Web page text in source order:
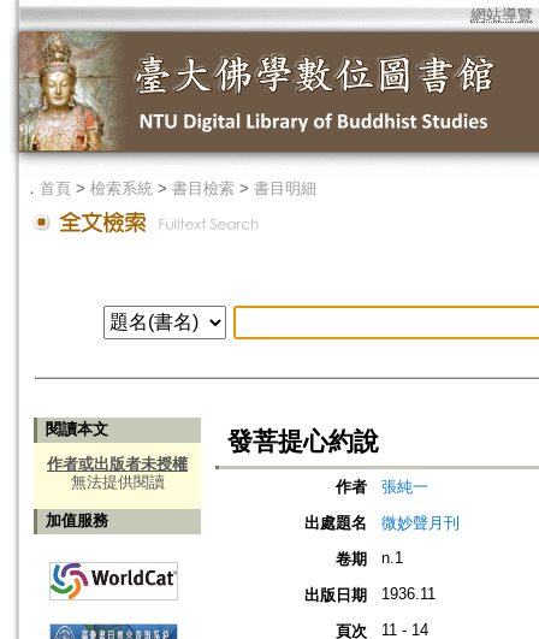
網站導覽
． 首頁 > 檢索系統 > 書目檢索 > 書目明細
閱讀本文
作者或出版者未授權
無法提供閱讀
加值服務
發菩提心約說
作者
張純一
出處題名
微妙聲月刊
卷期
n.1
出版日期 1936.11
頁次 11 - 14